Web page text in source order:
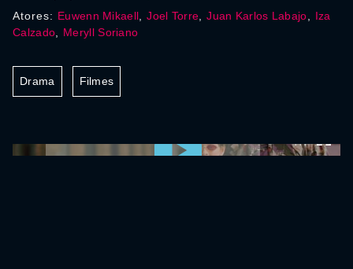
Atores: Euwenn Mikaell ,Joel Torre ,Juan Karlos Labajo
Iza
Calzado
Meryll Soriano
Drama Filmes